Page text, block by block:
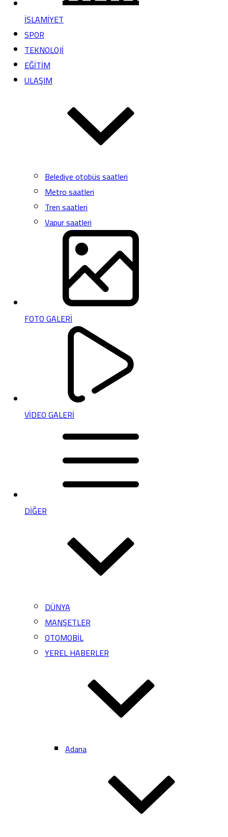
İSLAMİYET
SPOR
TEKNOLOJİ
EĞİTİM
ULAŞIM
Belediye otobüs saatleri
Metro saatleri
Tren saatleri
Vapur saatleri
FOTO GALERİ
VİDEO GALERİ
DİĞER
DÜNYA
MANŞETLER
OTOMOBİL
YEREL HABERLER
Adana